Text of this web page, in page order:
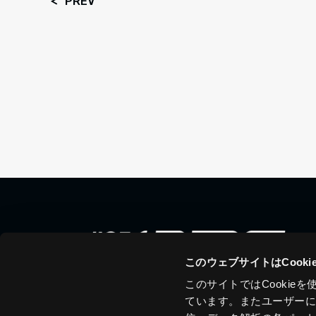
このウェブサイトは
このサイトではCookieを
ています。またユーザー